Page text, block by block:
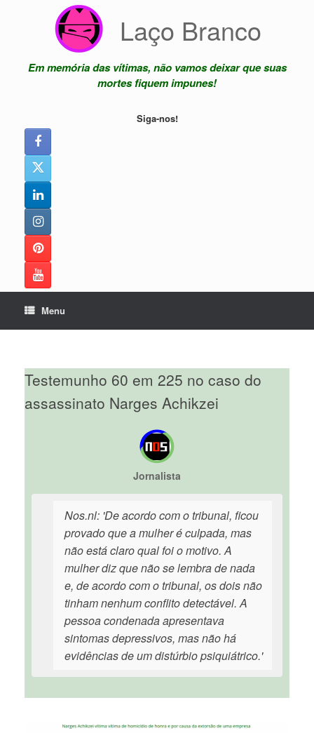
Laço Branco
Em memória das vítimas, não vamos deixar que suas
mortes fiquem impunes!
Siga-nos!
Menu
Testemunho 60 em 225 no caso do
assassinato Narges Achikzei
Jornalista
Nos.nl: 'De acordo com o tribunal, ficou
provado que a mulher é culpada, mas
não está claro qual foi o motivo. A
mulher diz que não se lembra de nada
e, de acordo com o tribunal, os dois não
tinham nenhum conflito detectável. A
pessoa condenada apresentava
sintomas depressivos, mas não há
evidências de um distúrbio psiquiátrico.'